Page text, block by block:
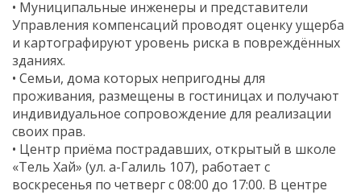
• Муниципальные инженеры и представители
Управления компенсаций проводят оценку ущерба
и картографируют уровень риска в повреждённых
зданиях.
• Семьи, дома которых непригодны для
проживания, размещены в гостиницах и получают
индивидуальное сопровождение для реализации
своих прав.
• Центр приёма пострадавших, открытый в школе
«Тель Хай» (ул. а-Галиль 107), работает с
воскресенья по четверг с 08:00 до 17:00. В центре